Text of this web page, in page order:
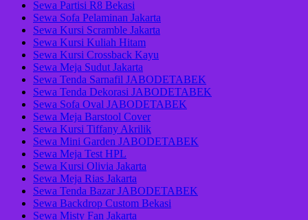
Sewa Partisi R8 Bekasi
Sewa Sofa Pelaminan Jakarta
Sewa Kursi Scramble Jakarta
Sewa Kursi Kuliah Hitam
Sewa Kursi Crossback Kayu
Sewa Meja Sudut Jakarta
Sewa Tenda Sarnafil JABODETABEK
Sewa Tenda Dekorasi JABODETABEK
Sewa Sofa Oval JABODETABEK
Sewa Meja Barstool Cover
Sewa Kursi Tiffany Akrilik
Sewa Mini Garden JABODETABEK
Sewa Meja Test HPL
Sewa Kursi Olivia Jakarta
Sewa Meja Rias Jakarta
Sewa Tenda Bazar JABODETABEK
Sewa Backdrop Custom Bekasi
Sewa Misty Fan Jakarta